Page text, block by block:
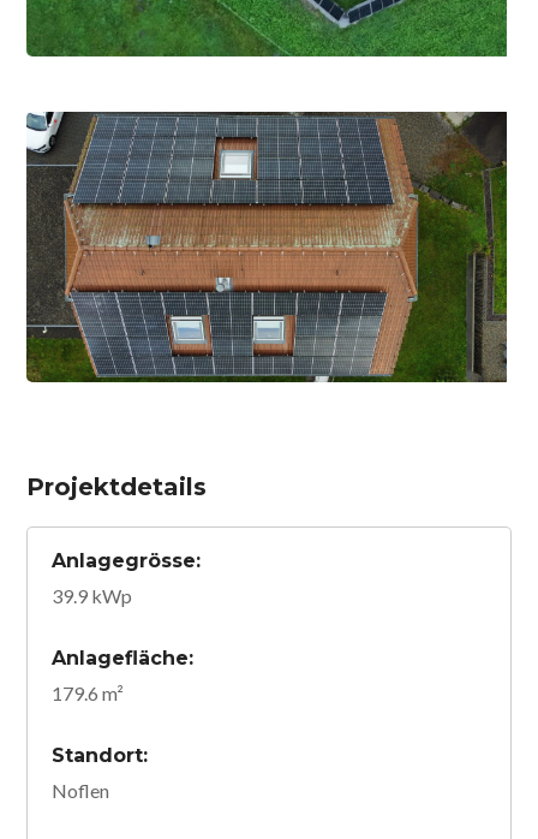
Projektdetails
Anlagegrösse:
39.9 kWp
Anlagefläche:
179.6 m²
Standort:
Noflen